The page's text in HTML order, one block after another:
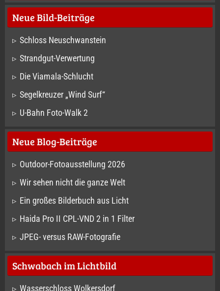
Neue Bild-Beiträge
Schloss Neuschwanstein
Strandgut-Verwertung
Die Viamala-Schlucht
Segelkreuzer „Wind Surf“
U-Bahn Foto-Walk 2
Neue Blog-Beiträge
Outdoor-Fotoausstellung 2026
Wir sehen nicht die ganze Welt
Ein großes Bilderbuch aus Licht
Haida Pro II CPL-VND 2 in 1 Filter
JPEG- versus RAW-Fotografie
Schwabach im Lichtbild
Wasserschloss Wolkersdorf